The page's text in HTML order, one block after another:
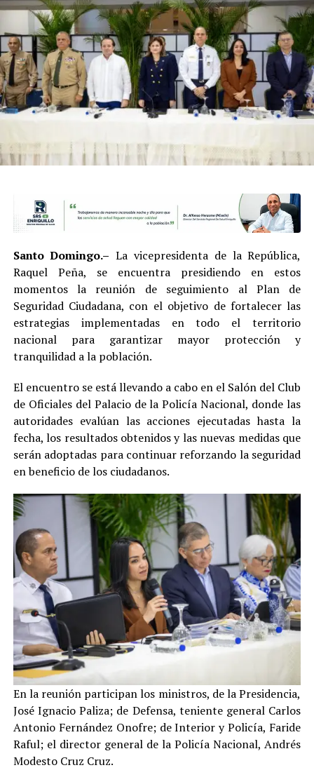
Santo Domingo.– La vicepresidenta de la República,
Raquel Peña, se encuentra presidiendo en estos
momentos la reunión de seguimiento al Plan de
Seguridad Ciudadana, con el objetivo de fortalecer las
estrategias implementadas en todo el territorio
nacional para garantizar mayor protección y
tranquilidad a la población.
El encuentro se está llevando a cabo en el Salón del Club
de Oficiales del Palacio de la Policía Nacional, donde las
autoridades evalúan las acciones ejecutadas hasta la
fecha, los resultados obtenidos y las nuevas medidas que
serán adoptadas para continuar reforzando la seguridad
en beneficio de los ciudadanos.
En la reunión participan los ministros, de la Presidencia,
José Ignacio Paliza; de Defensa, teniente general Carlos
Antonio Fernández Onofre; de Interior y Policía, Faride
Raful; el director general de la Policía Nacional, Andrés
Modesto Cruz Cruz.